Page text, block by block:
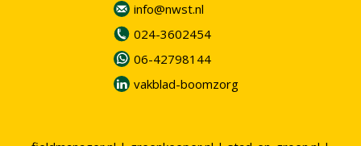
info@nwst.nl
024-3602454
06-42798144
vakblad-boomzorg